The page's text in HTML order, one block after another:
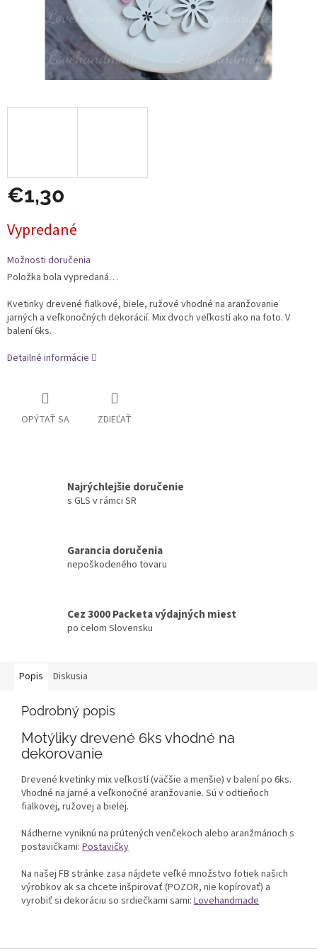
€1,30
cena:
Vypredané
Možnosti doručenia
Položka bola vypredaná…
Kvetinky drevené fialkové, biele, ružové vhodné na aranžovanie
jarných a veľkonočných dekorácií. Mix dvoch veľkostí ako na foto. V
balení 6ks.
Detailné informácie
OPÝTAŤ SA ZDIEĽAŤ
Najrýchlejšie doručenie
s GLS v rámci SR
Garancia doručenia
nepoškodeného tovaru
Cez 3000 Packeta výdajných miest
po celom Slovensku
Popis Diskusia
Podrobný popis
Motýliky drevené 6ks vhodné na
dekorovanie
Drevené kvetinky mix veľkostí (väčšie a menšie) v balení po 6ks.
Vhodné na jarné a veľkonočné aranžovanie. Sú v odtieňoch
fialkovej, ružovej a bielej.
Nádherne vyniknú na prútených venčekoch alebo aranžmánoch s
postavičkami: Postavičky
Na našej FB stránke zasa nájdete veľké množstvo fotiek našich
výrobkov ak sa chcete inšpirovať (POZOR, nie kopírovať) a
vyrobiť si dekoráciu so srdiečkami sami: Lovehandmade